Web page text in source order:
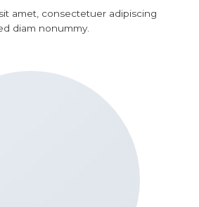
amet, consectetuer adipiscing
diam nonummy.